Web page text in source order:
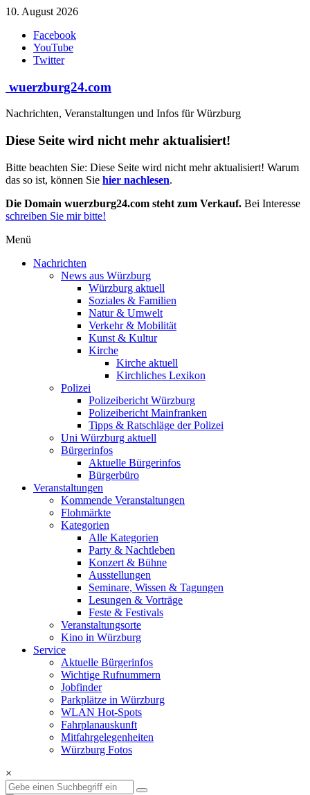
Zum
springen
10. August 2026
Facebook
YouTube
Twitter
wuerzburg24.com
Nachrichten, Veranstaltungen und Infos für Würzburg
Diese Seite wird nicht mehr aktualisiert!
Bitte beachten Sie: Diese Seite wird nicht mehr aktualisiert! Warum
das so ist, können Sie hier nachlesen.
Die Domain wuerzburg24.com steht zum Verkauf. Bei Interesse
schreiben Sie mir bitte!
Menü
Nachrichten
News aus Würzburg
Würzburg aktuell
Soziales & Familien
Natur & Umwelt
Verkehr & Mobilität
Kunst & Kultur
Kirche
Kirche aktuell
Kirchliches Lexikon
Polizei
Polizeibericht Würzburg
Polizeibericht Mainfranken
Tipps & Ratschläge der Polizei
Uni Würzburg aktuell
Bürgerinfos
Aktuelle Bürgerinfos
Bürgerbüro
Veranstaltungen
Kommende Veranstaltungen
Flohmärkte
Kategorien
Alle Kategorien
Party & Nachtleben
Konzert & Bühne
Ausstellungen
Seminare, Wissen & Tagungen
Lesungen & Vorträge
Feste & Festivals
Veranstaltungsorte
Kino in Würzburg
Service
Aktuelle Bürgerinfos
Wichtige Rufnummern
Jobfinder
Parkplätze in Würzburg
WLAN Hot-Spots
Fahrplanauskunft
Mitfahrgelegenheiten
Würzburg Fotos
×